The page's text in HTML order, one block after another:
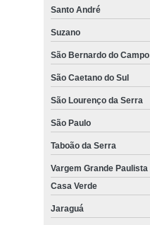
Santo André
Suzano
São Bernardo do Campo
São Caetano do Sul
São Lourenço da Serra
São Paulo
Taboão da Serra
Vargem Grande Paulista
Casa Verde
Jaraguá